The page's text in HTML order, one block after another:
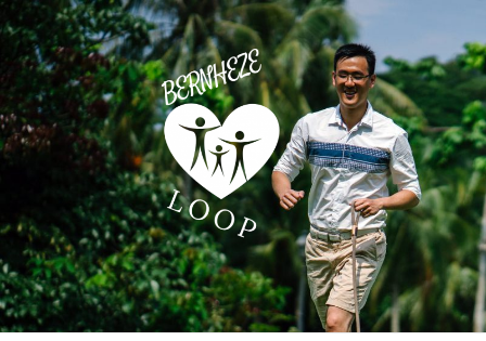
Naar
de
inhoud
springen
BERNHEZELOOP
Just another WordPress site